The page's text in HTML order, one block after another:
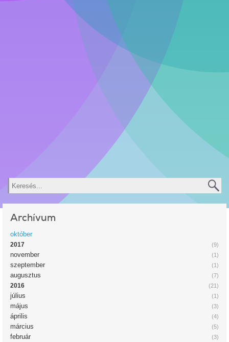
Keresés
Archívum
október
(9)
2017
(1)
november
(1)
szeptember
(7)
augusztus
(21)
2016
(1)
július
(3)
május
(4)
április
(5)
március
(3)
február